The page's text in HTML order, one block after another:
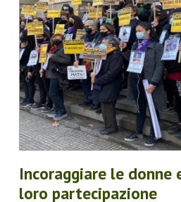
Incoraggiare le
loro partecipazione